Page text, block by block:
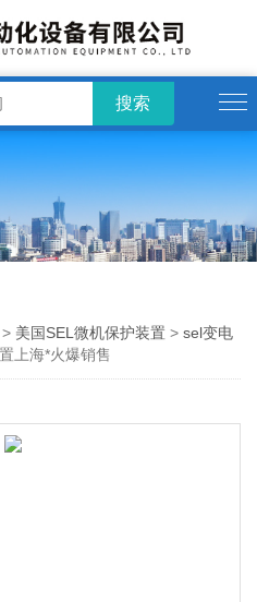
> 美国SEL微机保护装置 >sel变电
上海*火爆销售